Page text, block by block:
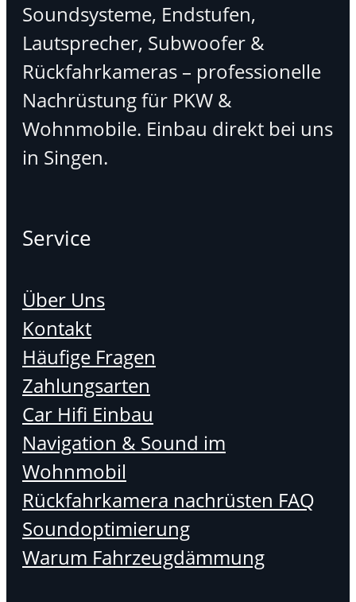
Soundsysteme, Endstufen,
Lautsprecher, Subwoofer &
Rückfahrkameras – professionelle
Nachrüstung für PKW &
Wohnmobile. Einbau direkt bei uns
in Singen.
Service
Über Uns
Kontakt
Häufige Fragen
Zahlungsarten
Car Hifi Einbau
Navigation & Sound im
Wohnmobil
Rückfahrkamera nachrüsten FAQ
Soundoptimierung
Warum Fahrzeugdämmung